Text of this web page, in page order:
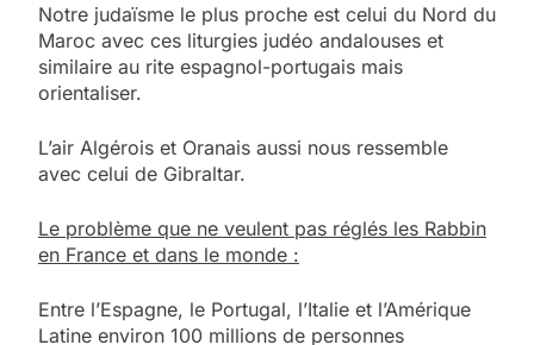
Notre judaïsme le plus proche est celui du Nord du
Maroc avec ces liturgies judéo andalouses et
similaire au rite espagnol-portugais mais
orientaliser.
L’air Algérois et Oranais aussi nous ressemble
avec celui de Gibraltar.
Le problème que ne veulent pas réglés les Rabbin
en France et dans le monde :
Entre l’Espagne, le Portugal, l’Italie et l’Amérique
Latine environ 100 millions de personnes